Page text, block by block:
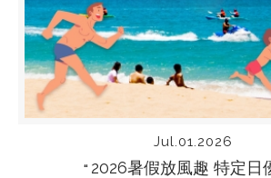
Jul.01.2026
“ 2026暑假放風趣 特定日